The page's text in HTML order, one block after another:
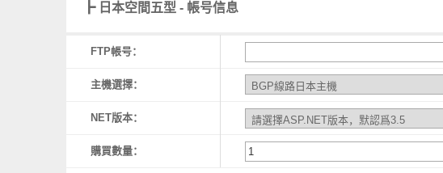
┣ 日本空間五型 - 帳号信息
FTP帳号：
主機選擇：
NET版本：
購買數量：